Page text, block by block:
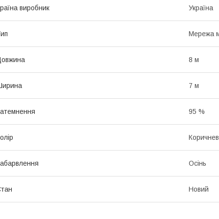
виробник Україна
Мережа
8 м
7 м
95 %
Осінь
Новий